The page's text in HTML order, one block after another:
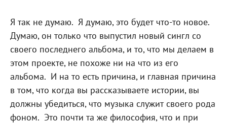
Я так не думаю. Я думаю, это будет что-то новое.
Думаю, он только что выпустил новый сингл со
своего последнего альбома, и то, что мы делаем в
этом проекте, не похоже ни на что из его
альбома. И на то есть причина, и главная причина
в том, что когда вы рассказываете истории, вы
должны убедиться, что музыка служит своего рода
фоном. Это почти та же философия, что и при